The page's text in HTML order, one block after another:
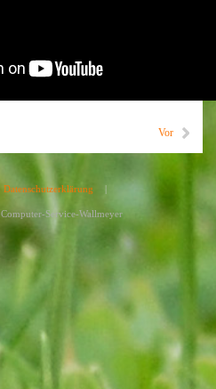
Vor
Datenschutzerklärung
Computer-Service-Wallmeyer